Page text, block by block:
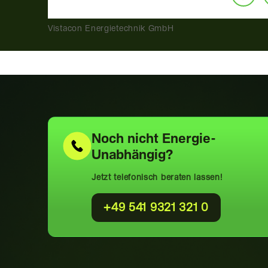
Vistacon Energietechnik GmbH
Noch nicht Energie-
Unabhängig?
Jetzt telefonisch beraten lassen!
+49 541 9321 321 0